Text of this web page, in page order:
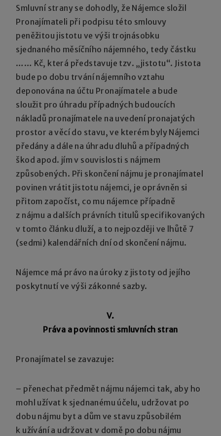
Smluvní strany se dohodly, že Nájemce složil
Pronajímateli při podpisu této smlouvy
peněžitou jistotu ve výši trojnásobku
sjednaného měsíčního nájemného, tedy částku
…… Kč, která představuje tzv. „jistotu“. Jistota
bude po dobu trvání nájemního vztahu
deponována na účtu Pronajímatele a bude
sloužit pro úhradu případných budoucích
nákladů pronajímatele na uvedení pronajatých
prostor a věcí do stavu, ve kterém byly Nájemci
předány a dále na úhradu dluhů a případných
škod apod. jím v souvislosti s nájmem
způsobených. Při skončení nájmu je pronajímatel
povinen vrátit jistotu nájemci, je oprávněn si
přitom započíst, co mu nájemce případně
z nájmu a dalších právních titulů specifikovaných
v tomto článku dluží, a to nejpozději ve lhůtě 7
(sedmi) kalendářních dní od skončení nájmu.
Nájemce má právo na úroky z jistoty od jejího
poskytnutí ve výši zákonné sazby.
V.
Práva a povinnosti smluvních stran
Pronajímatel se zavazuje:
– přenechat předmět nájmu nájemci tak, aby ho
mohl užívat k sjednanému účelu, udržovat po
dobu nájmu byt a dům ve stavu způsobilém
k užívání a udržovat v domě po dobu nájmu